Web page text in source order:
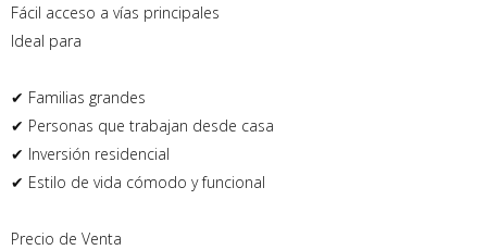
Fácil acceso a vías principales
Ideal para
✔ Familias grandes
✔ Personas que trabajan desde casa
✔ Inversión residencial
✔ Estilo de vida cómodo y funcional
Precio de Venta